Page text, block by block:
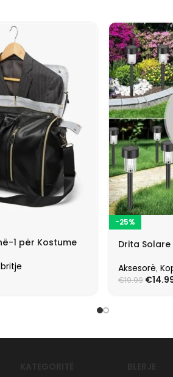
1 për Kostume
-25%
Drita
Aksesorë,
€19.99 €